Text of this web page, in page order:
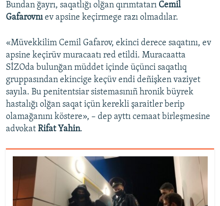
Bundan ğayrı, saqatlığı olğan qırımtatarı Cemil
Gafarovnıev apsine keçirmege razı olmadılar.
«Müvekkilim Cemil Gafarov, ekinci derece saqatını, ev
apsine keçirüv muracaatı red etildi. Muracaatta
SİZOda bulunğan müddet içinde üçünci saqatlıq
gruppasından ekincige keçüv endi deñişken vaziyet
sayıla. Bu penitentsiar sistemasınıñ hronik büyrek
hastalığı olğan saqat içün kerekli şaraitler berip
olamağanını köstere», – dep ayttı cemaat birleşmesine
advokat Rifat Yahin.